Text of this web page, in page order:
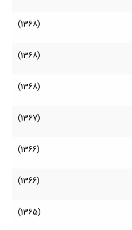
(1368)
(1368)
(1368)
(1367)
(1366)
(1366)
(1365)